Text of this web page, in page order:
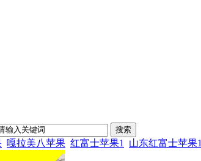
嘎拉美八苹果 红富士苹果1 山东红富士苹果1